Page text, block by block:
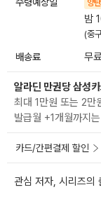
양
밤
(중
배송료 무
알라딘 만권당 삼성
최대 1만원 또는 2
발급월 +1개월까지
카드/간편결제 할인
관심 저자, 시리즈의